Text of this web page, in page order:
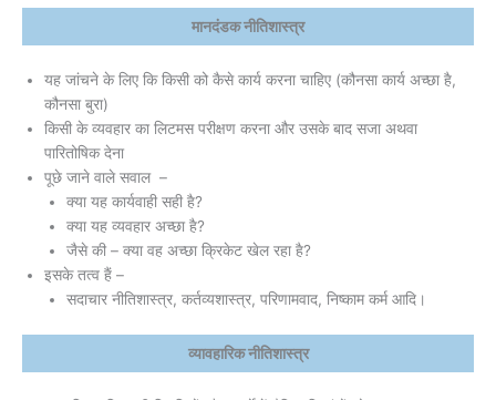
मानदंडक नीतिशास्त्र
यह जांचने के लिए कि किसी को कैसे कार्य करना चाहिए (कौनसा कार्य अच्छा है,
कौनसा बुरा)
किसी के व्यवहार का लिटमस परीक्षण करना और उसके बाद सजा अथवा
पारितोषिक देना
पूछे जाने वाले सवाल –
क्या यह कार्यवाही सही है?
क्या यह व्यवहार अच्छा है?
जैसे की – क्या वह अच्छा क्रिकेट खेल रहा है?
इसके तत्व हैं –
सदाचार नीतिशास्त्र, कर्तव्यशास्त्र, परिणामवाद, निष्काम कर्म आदि।
व्यावहारिक नीतिशास्त्र